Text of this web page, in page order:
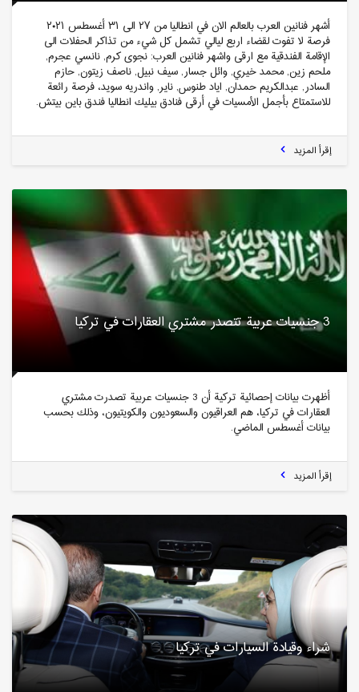
أشهر فنانين العرب بالعالم الان في انطاليا من ٢٧ الى ٣١ أغسطس ٢٠٢١
فرصة لا تفوت لقضاء اربع ليالي تشمل كل شيء من تذاكر الحفلات الى
الإقامة الفندقية مع ارقى واشهر فنانين العرب: نجوى كرم, نانسي عجرم,
ملحم زين, محمد خيري, وائل جسار, سيف نبيل, ناصف زيتون, حازم
السادر, عبدالكريم حمدان, اياد طنوس, ناير, واندريه سويد، فرصة رائعة
للاستمتاع بأجمل الأمسيات في أرقى فنادق بيليك انطاليا فندق باين بيتش.
إقرأ المزيد
3 جنسيات عربية تتصدر مشتري العقارات في تركيا
أظهرت بيانات إحصائية تركية أن 3 جنسيات عربية تصدرت مشتري
العقارات في تركيا، هم العراقيون والسعوديون والكويتيون، وذلك بحسب
بيانات أغسطس الماضي.
إقرأ المزيد
شراء وقيادة السيارات في تركيا